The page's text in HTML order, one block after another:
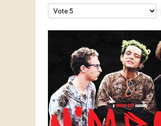
utilisateur:
Veuillez
voter